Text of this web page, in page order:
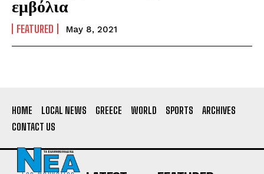
εμβόλια
FEATURED May 8, 2021
HOME LOCAL NEWS GREECE WORLD SPORTS
ARCHIVES
CONTACT US